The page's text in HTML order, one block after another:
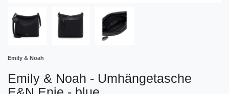
Emily & Noah
Emily & Noah - Umhängetasche